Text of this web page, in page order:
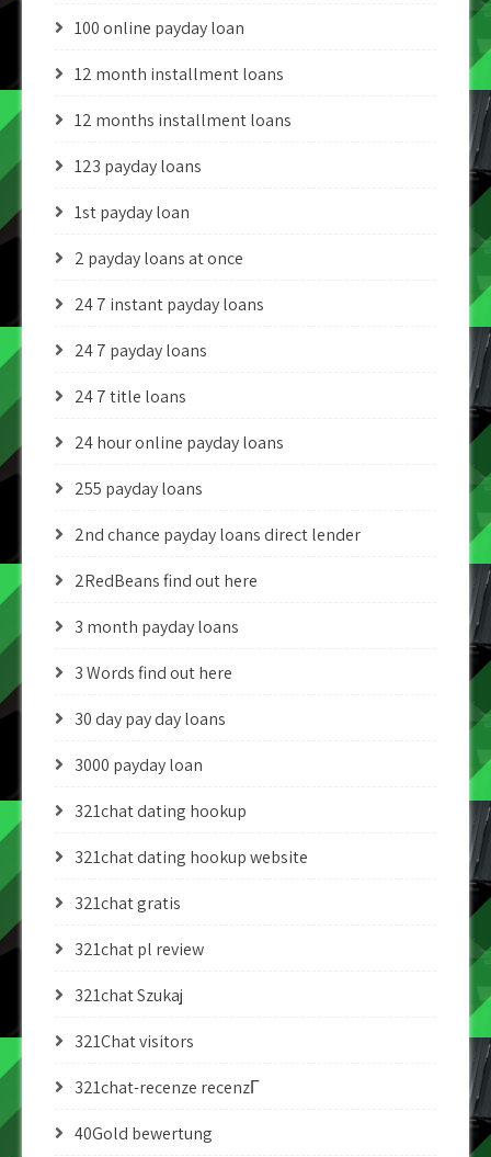
100 online payday loan
12 month installment loans
12 months installment loans
123 payday loans
1st payday loan
2 payday loans at once
24 7 instant payday loans
24 7 payday loans
24 7 title loans
24 hour online payday loans
255 payday loans
2nd chance payday loans direct lender
2RedBeans find out here
3 month payday loans
3 Words find out here
30 day pay day loans
3000 payday loan
321chat dating hookup
321chat dating hookup website
321chat gratis
321chat pl review
321chat Szukaj
321Chat visitors
321chat-recenze recenzГ­
40Gold bewertung